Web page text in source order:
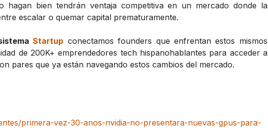
hagan bien tendrán ventaja competitiva en un mercado donde la
escalar o quemar capital prematuramente.
Startup conectamos founders que enfrentan estos mismos
de 200K+ emprendedores tech hispanohablantes para acceder a
pares que ya están navegando estos cambios del mercado.
primera-vez-30-anos-nvidia-no-presentara-nuevas-gpus-para-